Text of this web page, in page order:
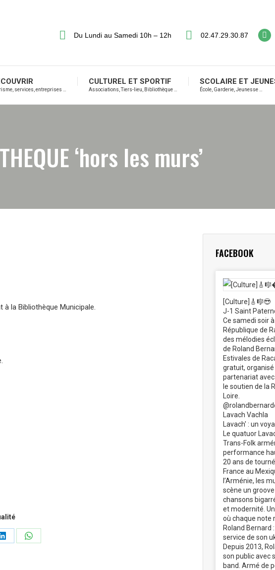
Du Lundi au Samedi 10h – 12h 02.47.29.30.87
services, entreprises …
CULTUREL ET SPORTIF
Associations, Tiers-lieu, Bibliothèque …
SCOLAIRE ET
École, Garderie, Jeunesse …
‘hors les murs’
la Bibliothèque Municipale.
PartagerPartager
FACEBOOK
[Culture]🎸🎼😎
J-1 Saint
Ce samedi soir
République de
des mélodies
de Roland
Estivales de
gratuit,
partenariat
le soutien de la
Loire.
Lavach Vachla
Lavach' : un
Le quatuor
Trans-Folk
performance
20 ans de
France au
l’Arménie, les
scène un
chansons
et modernité.
où chaque note
Roland Bernard
service de son
Depuis 2013,
son public avec
band. Armé de